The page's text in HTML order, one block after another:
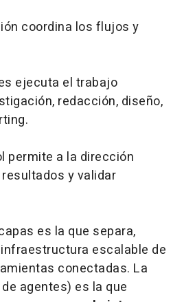
coordina los flujos y
ejecuta el trabajo
redacción, diseño,
permite a la dirección
y validar
es la que separa,
escalable de
conectadas. La
agentes) es la que